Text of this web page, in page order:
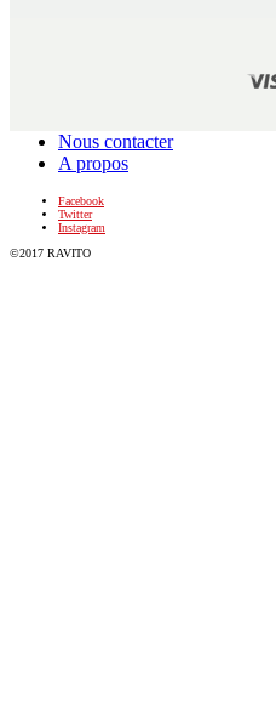
Nous contacter
A propos
Facebook
Twitter
Instagram
©2017 RAVITO